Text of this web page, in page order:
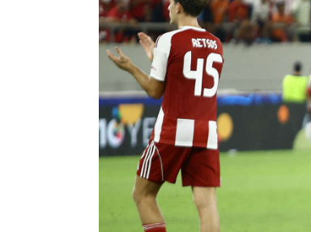
ΑΦΙΕΡΩΜΑΤΑ
MEET THE TEAM